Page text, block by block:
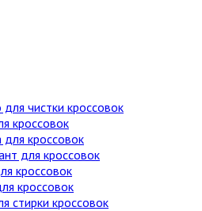
чистки кроссовок
кроссовок
для кроссовок
для кроссовок
кроссовок
кроссовок
стирки кроссовок